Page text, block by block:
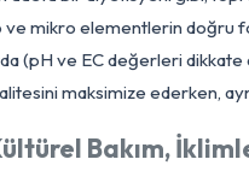
hücre zarlarının
basıncının korunması ve
(Zn), mangan (Mn), bor (B)
oynar ve polen canlılığı